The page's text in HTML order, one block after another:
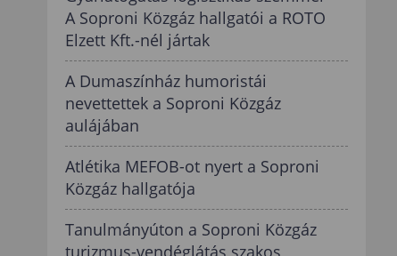
A Soproni Közgáz hallgatói a ROTO
Elzett Kft.-nél jártak
A Dumaszínház humoristái
nevettettek a Soproni Közgáz
aulájában
Atlétika MEFOB-ot nyert a Soproni
Közgáz hallgatója
Tanulmányúton a Soproni Közgáz
turizmus-vendéglátás szakos